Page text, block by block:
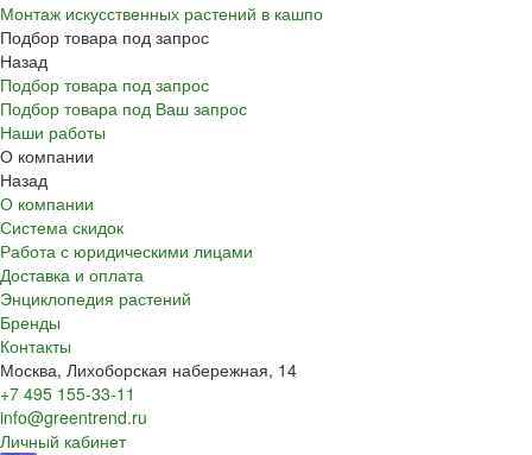
Монтаж искусственных растений в кашпо
Подбор товара под запрос
Назад
Подбор товара под запрос
Подбор товара под Ваш запрос
Наши работы
О компании
Назад
О компании
Система скидок
Работа с юридическими лицами
Доставка и оплата
Энциклопедия растений
Бренды
Контакты
Москва, Лихоборская набережная, 14
+7 495 155-33-11
info@greentrend.ru
Личный кабинет